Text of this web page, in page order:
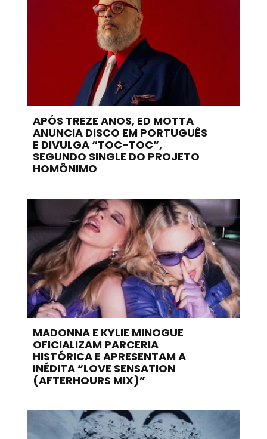
APÓS TREZE ANOS, ED MOTTA
ANUNCIA DISCO EM PORTUGUÊS
E DIVULGA “TOC-TOC”,
SEGUNDO SINGLE DO PROJETO
HOMÔNIMO
MADONNA E KYLIE MINOGUE
OFICIALIZAM PARCERIA
HISTÓRICA E APRESENTAM A
INÉDITA “LOVE SENSATION
(AFTERHOURS MIX)”